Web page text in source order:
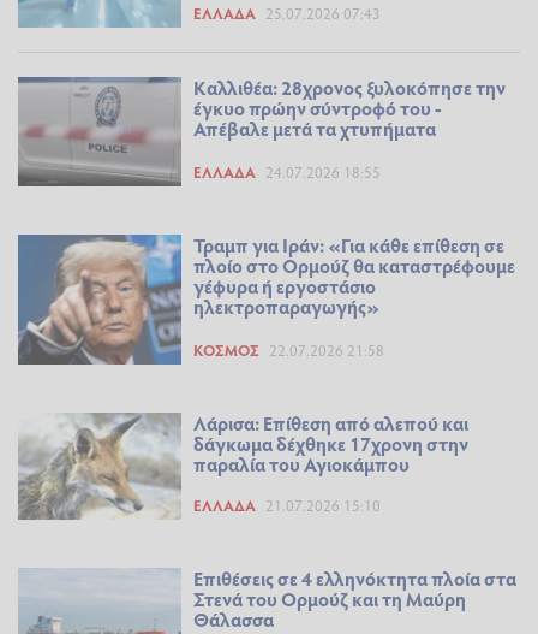
ΕΛΛΆΔΑ 25.07.2026 07:43
Καλλιθέα: 28χρονος ξυλοκόπησε την
έγκυο πρώην σύντροφό του -
Απέβαλε μετά τα χτυπήματα
ΕΛΛΆΔΑ 24.07.2026 18:55
Τραμπ για Ιράν: «Για κάθε επίθεση σε
πλοίο στο Ορμούζ θα καταστρέφουμε
γέφυρα ή εργοστάσιο
ηλεκτροπαραγωγής»
ΚΌΣΜΟΣ 22.07.2026 21:58
Λάρισα: Επίθεση από αλεπού και
δάγκωμα δέχθηκε 17χρονη στην
παραλία του Αγιοκάμπου
ΕΛΛΆΔΑ 21.07.2026 15:10
Επιθέσεις σε 4 ελληνόκτητα πλοία στα
Στενά του Ορμούζ και τη Μαύρη
Θάλασσα